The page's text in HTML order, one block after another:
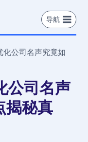
导航
化公司名声究竟如
公司名声
揭秘真